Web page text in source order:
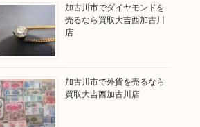
加古川市でダイヤモンドを
売るなら買取大吉西加古川
店
加古川市で外貨を売るなら
買取大吉西加古川店